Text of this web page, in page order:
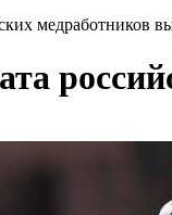
медработников